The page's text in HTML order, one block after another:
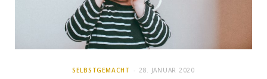
SELBSTGEMACHT 28. JANUAR 2020